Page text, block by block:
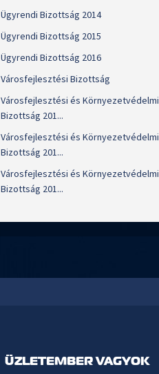
Ügyrendi Bizottság 2014
Ügyrendi Bizottság 2015
Ügyrendi Bizottság 2016
Városfejlesztési Bizottság
Városfejlesztési és Környezetvédelmi
Bizottság 201...
Városfejlesztési és Környezetvédelmi
Bizottság 201...
Városfejlesztési és Környezetvédelmi
Bizottság 201...
ÜZLETEMBER VAGYOK